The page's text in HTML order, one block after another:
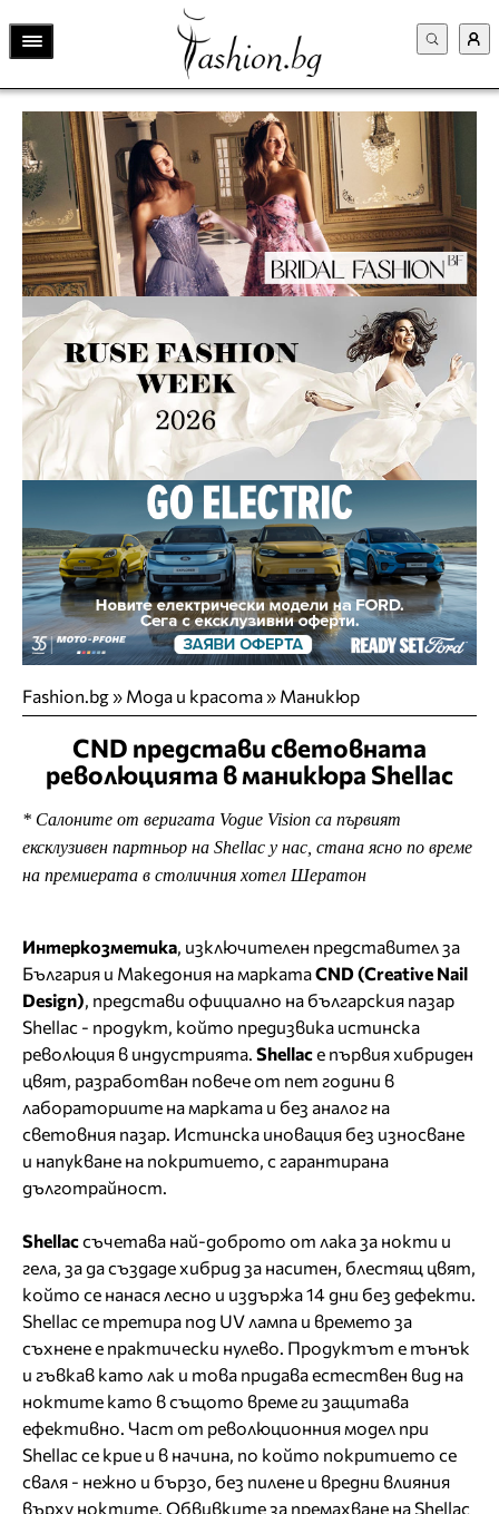
Fashion.bg» Мода и красота» Маникюр
CND представи световната
революцията в маникюра Shellac
* Салоните от веригата Vogue Vision са първият
ексклузивен партньор на Shellac у нас, стана ясно по време
на премиерата в столичния хотел Шератон
Интеркозметика, изключителен представител за
България и Македония на маркатаCND (Creative Nail
Design), представи официално на българския пазар
Shellac - продукт, който предизвика истинска
революция в индустрията. Shellacе първия хибриден
цвят, разработван повече от пет години в
лабораториите на марката и без аналог на
световния пазар. Истинска иновация без износване
и напукване на покритието, с гарантирана
дълготрайност.
Shellacсъчетава най-доброто от лака за нокти и
гела, за да създаде хибрид за наситен, блестящ цвят,
който се нанася лесно и издържа 14 дни без дефекти.
Shellac се третира под UV лампа и времето за
съхнене е практически нулево. Продуктът е тънък
и гъвкав като лак и това придава естествен вид на
ноктите като в същото време ги защитава
ефективно. Част от революционния модел при
Shellac се крие и в начина, по който покритието се
сваля - нежно и бързо, без пилене и вредни влияния
върху ноктите. Обвивките за премахване на Shellac